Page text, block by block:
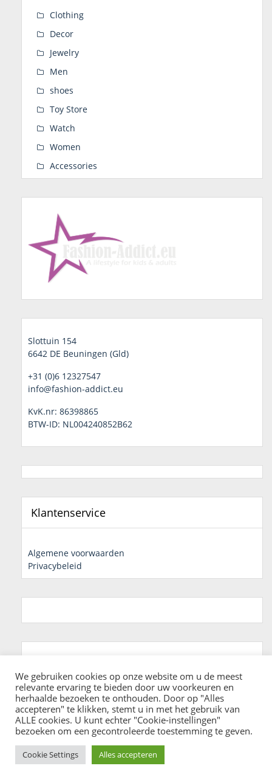
Clothing
Decor
Jewelry
Men
shoes
Toy Store
Watch
Women
Accessories
Slottuin 154
6642 DE Beuningen (Gld)
+31 (0)6 12327547
info@fashion-addict.eu
KvK.nr: 86398865
BTW-ID: NL004240852B62
Klantenservice
Algemene voorwaarden
Privacybeleid
© 2026 Fashion Addict | All Rights Reserved
Algemene voorwaarden
We gebruiken cookies op onze website om u de meest
relevante ervaring te bieden door uw voorkeuren en
herhaalde bezoeken te onthouden. Door op "Alles
accepteren" te klikken, stemt u in met het gebruik van
ALLE cookies. U kunt echter "Cookie-instellingen"
bezoeken om een ​​gecontroleerde toestemming te geven.
Cookie Settings Alles accepteren
0